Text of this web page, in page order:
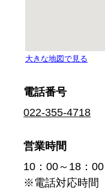
電話番号
022-355-4718
営業時間
10：00～18：00
※電話対応時間